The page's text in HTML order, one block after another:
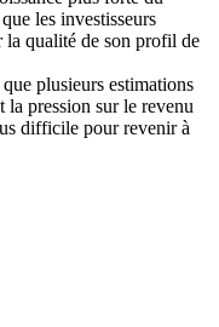
les investisseurs
la qualité de son profil de
plusieurs estimations
la pression sur le revenu
difficile pour revenir à